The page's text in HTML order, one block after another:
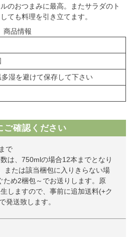
のおつまみに最高。またサラダのト
ても料理を引き立てます。
商品情報
湿を避けて保存して下さい
ご確認ください
で
は、750mlの場合12本までとなり
または該当梱包に入りきらない場
ため2梱包～でお送りします。原
しますので、事前に追加送料(+ク
発送致します。